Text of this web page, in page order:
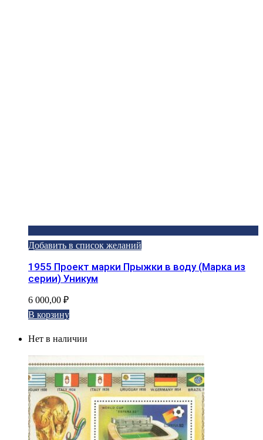
Добавить в список желаний
1955 Проект марки Прыжки в воду (Марка из
серии) Уникум
6 000,00 ₽
В корзину
Нет в наличии